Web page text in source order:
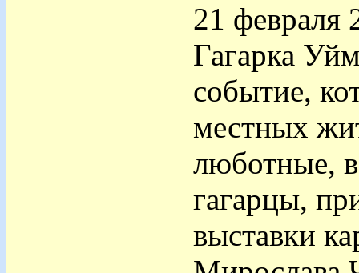
21 февраля
Гагарка
событие,
местных
люботные,
гагарцы,
выставки